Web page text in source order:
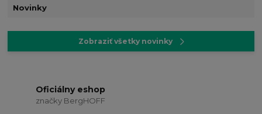
Novinky
Zobraziť všetky novinky
Oficiálny eshop
značky BergHOFF